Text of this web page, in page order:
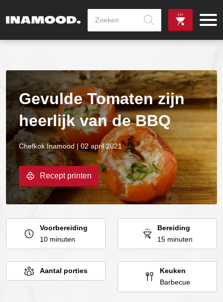
mogelijk
vanaf €100,-
Gevulde Tomaten zijn
heerlijk van de BBQ
Chefkok Inamood | 02 april 2021
Recept printen
Voorbereiding
10 minuten
Bereiding
15 minuten
Aantal porties
Keuken
Barbecue